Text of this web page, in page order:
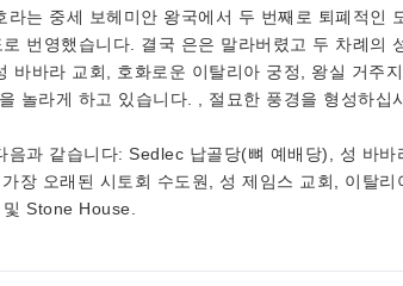
라는 중세 보헤미안 왕국에서 두 번째로 퇴폐적인
번영했습니다. 결국 은은 말라버렸고 두 차례의
바바라 교회, 호화로운 이탈리아 궁정, 왕실 거주
놀라게 하고 있습니다. , 절묘한 풍경을 형성하십
음과 같습니다: Sedlec 납골당(뼈 예배당), 성 바
장 오래된 시토회 수도원, 성 제임스 교회, 이탈리
Stone House.